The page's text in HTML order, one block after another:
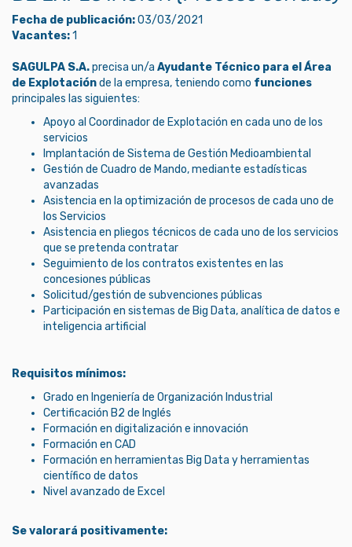
Fecha de publicación:03/03/2021
Vacantes:1
SAGULPA S.A.precisa un/a Ayudante Técnico para el Área
de Explotaciónde la empresa, teniendo como funciones
principales las siguientes:
Apoyo al Coordinador de Explotación en cada uno de los
servicios
Implantación de Sistema de Gestión Medioambiental
Gestión de Cuadro de Mando, mediante estadísticas
avanzadas
Asistencia en la optimización de procesos de cada uno de
los Servicios
Asistencia en pliegos técnicos de cada uno de los servicios
que se pretenda contratar
Seguimiento de los contratos existentes en las
concesiones públicas
Solicitud/gestión de subvenciones públicas
Participación en sistemas de Big Data, analítica de datos e
inteligencia artificial
Requisitos mínimos:
Grado en Ingeniería de Organización Industrial
Certificación B2 de Inglés
Formación en digitalización e innovación
Formación en CAD
Formación en herramientas Big Data y herramientas
científico de datos
Nivel avanzado de Excel
Se valorará positivamente: